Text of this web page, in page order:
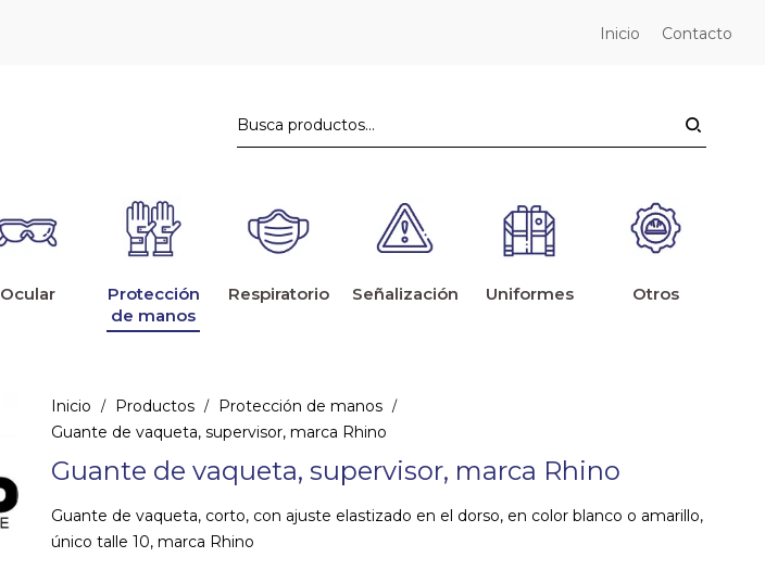
Contacto
Inicio
Ocular
Protección
de manos
Respiratorio Señalización Uniformes Otros
Inicio / Productos / Protección de manos /
Guante de vaqueta, supervisor, marca Rhino
Guante de vaqueta, supervisor, marca Rhino
Guante de vaqueta, corto, con ajuste elastizado en el dorso, en color blanco o amarillo,
único talle 10, marca Rhino